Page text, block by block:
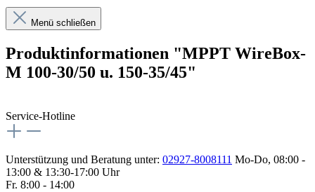
Menü schließen
Produktinformationen "MPPT WireBox-
M 100-30/50 u. 150-35/45"
Service-Hotline
Unterstützung und Beratung unter: 02927-8008111 Mo-Do, 08:00 -
13:00 & 13:30-17:00 Uhr
Fr. 8:00 - 14:00